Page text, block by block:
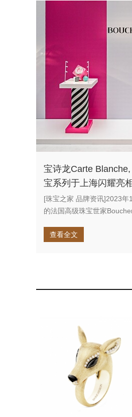
宝诗龙Carte
宝系列于上海闪耀亮相
[珠宝之家 品牌资讯]2023
的法国高级珠宝世家
查看全文